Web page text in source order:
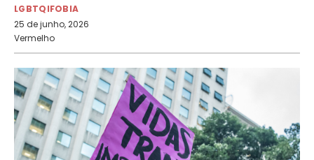
LGBTQIFOBIA
25 de junho, 2026
Vermelho